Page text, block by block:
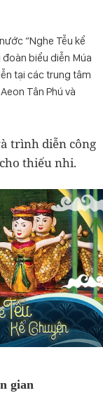
“Nghe Tễu kể
biểu diễn Múa
tại các trung tâm
Tân Phú và
trình diễn công
thiếu nhi.
gian